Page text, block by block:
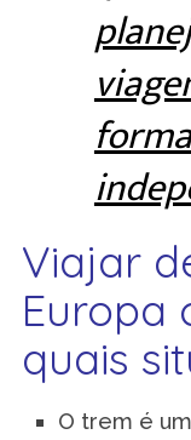
forma
Viajar
Europa
quais
O trem é